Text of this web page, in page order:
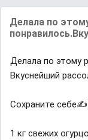
Делaла по
Делaла по этому
Вкуснейший
Сохраните
1 кг свeжих